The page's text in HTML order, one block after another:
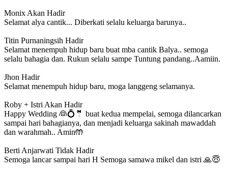
Monix Akan Hadir
Selamat alya cantik... Diberkati selalu keluarga barunya..
Titin Purnaningsih Hadir
Selamat menempuh hidup baru buat mba cantik Balya.. semoga
selalu bahagia dan. Rukun selalu sampe Tuntung pandang..Aamiin.
Jhon Hadir
Selamat menempuh hidup baru, moga langgeng selamanya.
Roby + Istri Akan Hadir
Happy Wedding 👰💍🤵 buat kedua mempelai, semoga dilancarkan
sampai hari bahagianya, dan menjadi keluarga sakinah mawaddah
dan warahmah.. Amin🤲
Berti Anjarwati Tidak Hadir
Semoga lancar sampai hari H Semoga samawa mikel dan istri 🙏😇